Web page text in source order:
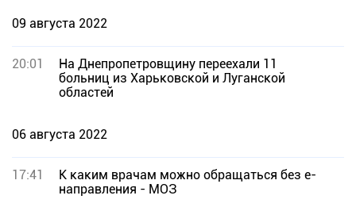
09 августа 2022
20:01
На Днепропетровщину переехали 11
больниц из Харьковской и Луганской
областей
06 августа 2022
17:41
К каким врачам можно обращаться без е-
направления - МОЗ